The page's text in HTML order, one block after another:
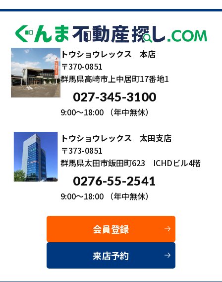
トウショウレックス 本店
〒370-0851
群馬県高崎市上中居町17番地1
027-345-3100
9:00～18:00 （年中無休）
トウショウレックス 太田支店
〒373-0851
群馬県太田市飯田町623 ICHDビル4階
0276-55-2541
9:00～18:00 （年中無休）
会員登録
来店予約